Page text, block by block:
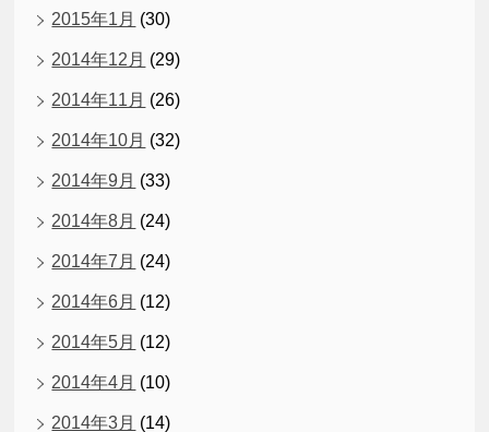
2015年1月 (30)
2014年12月 (29)
2014年11月 (26)
2014年10月 (32)
2014年9月 (33)
2014年8月 (24)
2014年7月 (24)
2014年6月 (12)
2014年5月 (12)
2014年4月 (10)
2014年3月 (14)